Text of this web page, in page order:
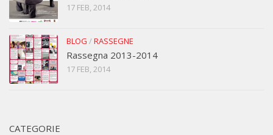
17 FEB, 2014
BLOG /RASSEGNE
Rassegna 2013-2014
17 FEB, 2014
CATEGORIE